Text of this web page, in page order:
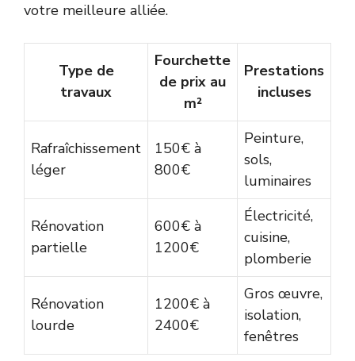
votre meilleure alliée.
Type de
travaux
Fourchette
de prix au
m²
Prestations
incluses
Rafraîchissement
léger
150€ à
800€
Peinture,
sols,
luminaires
Rénovation
partielle
600€ à
1200€
Électricité,
cuisine,
plomberie
Rénovation
lourde
1200€ à
2400€
Gros œuvre,
isolation,
fenêtres